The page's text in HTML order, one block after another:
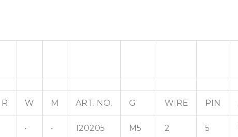
R W M ART. NO. G WIRE PIN
• • 120205 M5 2 5